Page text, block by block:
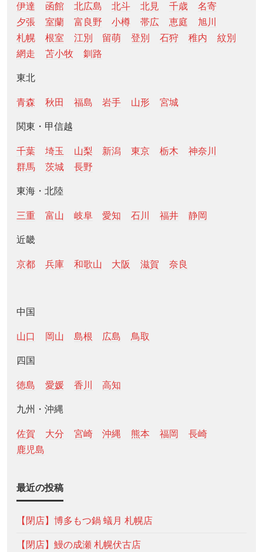
伊達 函館 北広島 北斗 北見 千歳
名寄
夕張
室蘭 富良野 小樽 帯広 恵庭
旭川
札幌
根室 江別 留萌 登別 石狩 稚内
紋別
網走
苫小牧 釧路
東北
青森 秋田 福島 岩手 山形 宮城
関東・甲信越
千葉 埼玉 山梨 新潟 東京 栃木
神奈川
群馬
茨城 長野
東海・北陸
三重 富山 岐阜 愛知 石川 福井 静岡
近畿
京都 兵庫 和歌山 大阪 滋賀 奈良
中国
山口 岡山 島根 広島 鳥取
四国
徳島 愛媛 香川 高知
九州・沖縄
佐賀 大分 宮崎 沖縄 熊本 福岡
長崎
鹿児島
最近の投稿
【閉店】博多もつ鍋 蟻月 札幌店
【閉店】鰻の成瀬 札幌伏古店